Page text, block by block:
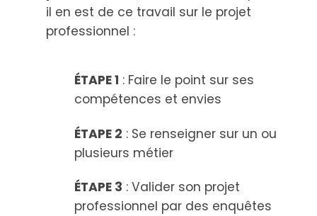
il en est de ce travail sur le projet
professionnel :
ÉTAPE 1 : Faire le point sur ses
compétences et envies
ÉTAPE 2 : Se renseigner sur un ou
plusieurs métier
ÉTAPE 3 : Valider son projet
professionnel par des enquêtes